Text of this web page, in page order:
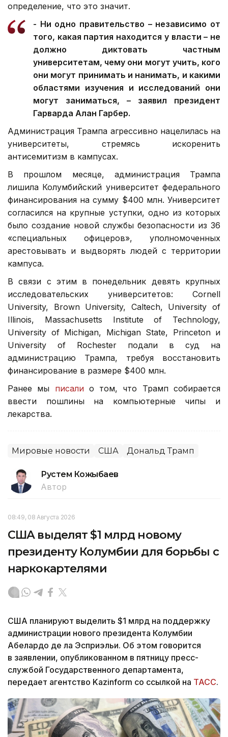
определение, что это значит.
- Ни одно правительство – независимо от
того, какая партия находится у власти – не
должно диктовать частным
университетам, чему они могут учить, кого
они могут принимать и нанимать, и какими
областями изучения и исследований они
могут заниматься, – заявил президент
Гарварда Алан Гарбер.
Администрация Трампа агрессивно нацелилась на
университеты, стремясь искоренить
антисемитизм в кампусах.
В прошлом месяце, администрация Трампа
лишила Колумбийский университет федерального
финансирования на сумму $400 млн. Университет
согласился на крупные уступки, одно из которых
было создание новой службы безопасности из 36
«специальных офицеров», уполномоченных
арестовывать и выдворять людей с территории
кампуса.
В связи с этим в понедельник девять крупных
исследовательских университетов: Cornell
University, Brown University, Caltech, University of
Illinois, Massachusetts Institute of Technology,
University of Michigan, Michigan State, Princeton и
University of Rochester подали в суд на
администрацию Трампа, требуя восстановить
финансирование в размере $400 млн.
Ранее мы писалио том, что Трамп собирается
ввести пошлины на компьютерные чипы и
лекарства.
Мировые новости США Дональд Трамп
Рустем Кожыбаев
Автор
08:49, 08 Августа 2026
США выделят $1 млрд новому
президенту Колумбии для борьбы с
наркокартелями
США планируют выделить $1 млрд на поддержку
администрации нового президента Колумбии
Абелардо де ла Эсприэльи. Об этом говорится
в заявлении, опубликованном в пятницу пресс-
службой Государственного департамента,
передает агентство Kazinform со ссылкой на ТАСС.